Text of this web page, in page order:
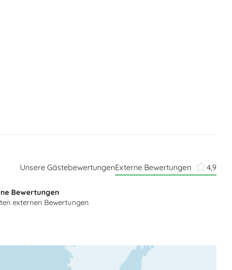
Unsere GästebewertungenExterne Bewertungen 4,9
Bewertungen
externen Bewertungen